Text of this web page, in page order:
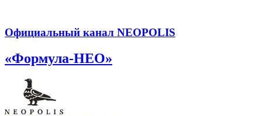
Официальный канал NEOPOLIS
«Формула-НЕО»